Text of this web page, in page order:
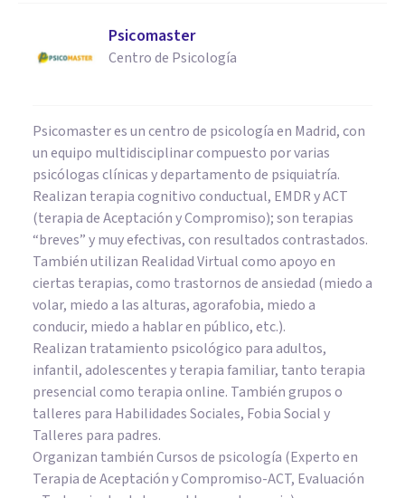
Psicomaster
Centro de Psicología
Psicomaster es un centro de psicología en Madrid, con
un equipo multidisciplinar compuesto por varias
psicólogas clínicas y departamento de psiquiatría.
Realizan terapia cognitivo conductual, EMDR y ACT
(terapia de Aceptación y Compromiso); son terapias
“breves” y muy efectivas, con resultados contrastados.
También utilizan Realidad Virtual como apoyo en
ciertas terapias, como trastornos de ansiedad (miedo a
volar, miedo a las alturas, agorafobia, miedo a
conducir, miedo a hablar en público, etc.).
Realizan tratamiento psicológico para adultos,
infantil, adolescentes y terapia familiar, tanto terapia
presencial como terapia online. También grupos o
talleres para Habilidades Sociales, Fobia Social y
Talleres para padres.
Organizan también Cursos de psicología (Experto en
Terapia de Aceptación y Compromiso-ACT, Evaluación